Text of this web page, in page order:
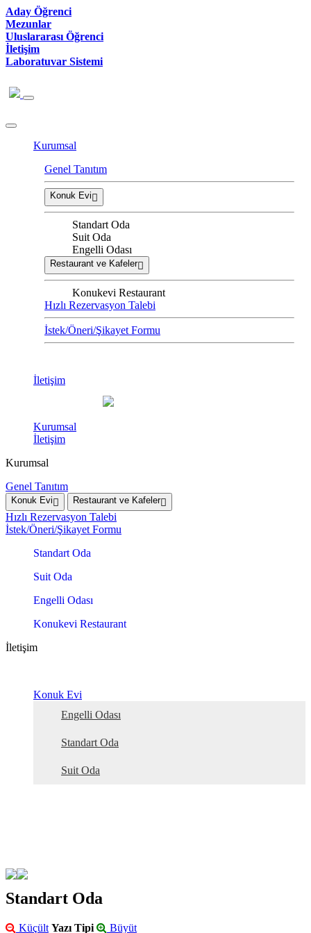
Aday Öğrenci
Mezunlar
Uluslararası Öğrenci
İletişim
Laboratuvar Sistemi
Kurumsal
Genel Tanıtım
Konuk Evi
Standart Oda
Suit Oda
Engelli Odası
Restaurant ve Kafeler
Konukevi Restaurant
Hızlı Rezervasyon Talebi
İstek/Öneri/Şikayet Formu
İletişim
Kurumsal
İletişim
Kurumsal
Genel Tanıtım
Konuk Evi Restaurant ve Kafeler
Hızlı Rezervasyon Talebi
İstek/Öneri/Şikayet Formu
Standart Oda
Suit Oda
Engelli Odası
Konukevi Restaurant
İletişim
Konuk Evi
Engelli Odası
Standart Oda
Suit Oda
Standart Oda
Küçült Yazı Tipi Büyüt